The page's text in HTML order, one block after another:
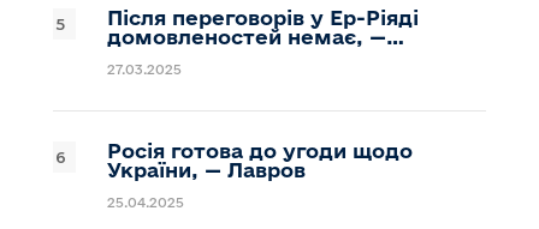
Після переговорів у Ер-Ріяді
домовленостей немає, —…
27.03.2025
Росія готова до угоди щодо
України, — Лавров
25.04.2025